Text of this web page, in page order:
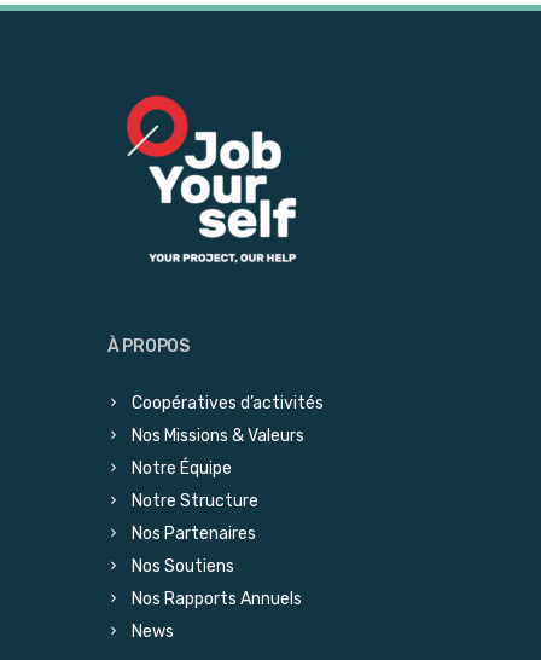
À PROPOS
Coopératives d’activités
Nos Missions & Valeurs
Notre Équipe
Notre Structure
Nos Partenaires
Nos Soutiens
Nos Rapports Annuels
News